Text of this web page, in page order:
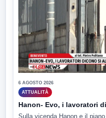
6 AGOSTO 2026
ATTUALITÀ
Hanon- Evo, i lavoratori
Sulla vicenda Hanon e il